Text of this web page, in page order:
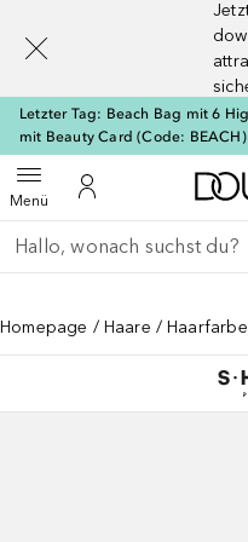
Letzter Tag: Beach Bag mit 6
mit Beauty Card (Code: BEACH)
MenüMenü öffnenZu Meinem
Gehe zurück
Suche ausführen
Homepage Haare